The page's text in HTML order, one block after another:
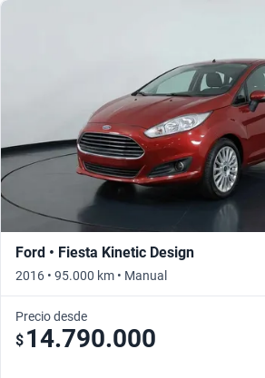
Ford • Fiesta Kinetic Design
2016 • 95.000 km • Manual
Precio desde
$ 14.790.000